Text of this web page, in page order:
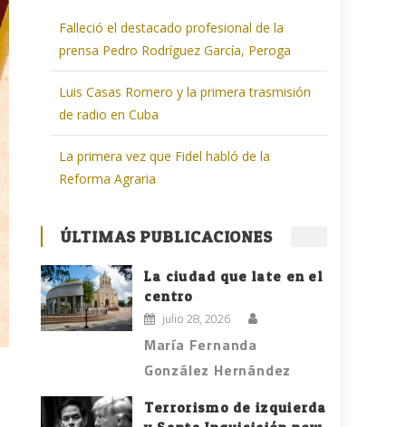
Falleció el destacado profesional de la
prensa Pedro Rodríguez García, Peroga
Luis Casas Romero y la primera trasmisión
de radio en Cuba
La primera vez que Fidel habló de la
Reforma Agraria
ÚLTIMAS PUBLICACIONES
La ciudad que late en el
centro
julio 28, 2026
María Fernanda
González Hernández
Terrorismo de izquierda